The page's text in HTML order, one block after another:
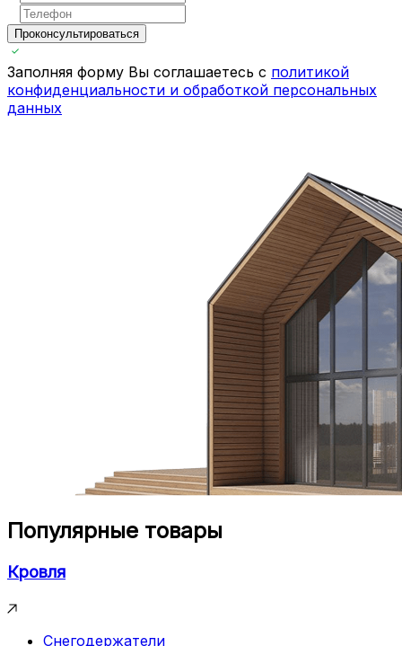
Проконсультироваться
Заполняя форму Вы соглашаетесь с политикой
конфиденциальности и обработкой персональных
данных
Популярные товары
Кровля
Снегодержатели